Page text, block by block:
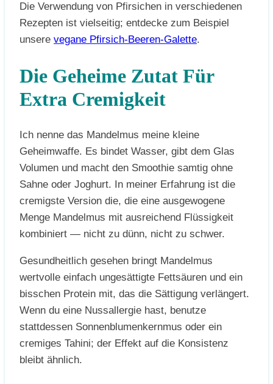
Die Verwendung von Pfirsichen in verschiedenen
Rezepten ist vielseitig; entdecke zum Beispiel
unsere vegane Pfirsich-Beeren-Galette.
Die Geheime Zutat Für
Extra Cremigkeit
Ich nenne das Mandelmus meine kleine
Geheimwaffe. Es bindet Wasser, gibt dem Glas
Volumen und macht den Smoothie samtig ohne
Sahne oder Joghurt. In meiner Erfahrung ist die
cremigste Version die, die eine ausgewogene
Menge Mandelmus mit ausreichend Flüssigkeit
kombiniert — nicht zu dünn, nicht zu schwer.
Gesundheitlich gesehen bringt Mandelmus
wertvolle einfach ungesättigte Fettsäuren und ein
bisschen Protein mit, das die Sättigung verlängert.
Wenn du eine Nussallergie hast, benutze
stattdessen Sonnenblumenkernmus oder ein
cremiges Tahini; der Effekt auf die Konsistenz
bleibt ähnlich.